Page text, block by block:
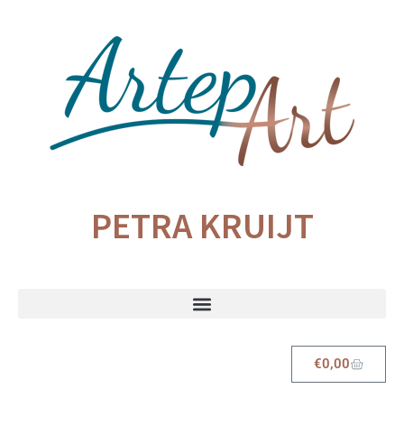
PETRA KRUIJT
€0,00